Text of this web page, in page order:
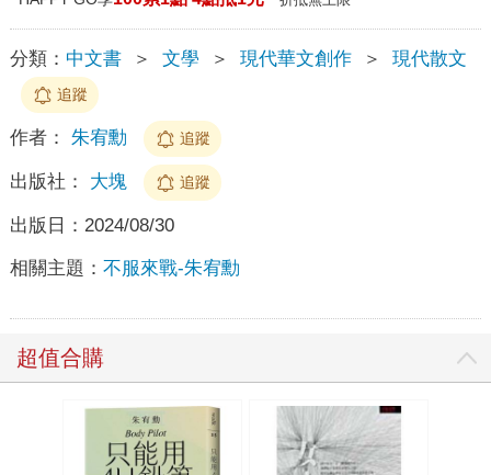
分類： 中文書 ＞ 文學 ＞ 現代華文創作 ＞ 現代散文
追蹤
作者： 朱宥勳 追蹤
出版社： 大塊 追蹤
出版日： 2024/08/30
相關主題： 不服來戰-朱宥勳
超值合購